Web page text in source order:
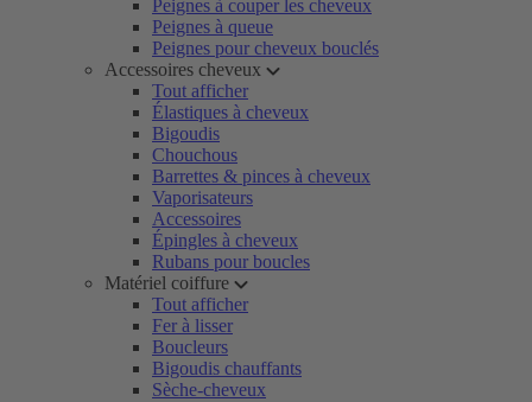
Peignes à couper les cheveux
Peignes à queue
Peignes pour cheveux bouclés
Accessoires cheveux
Tout afficher
Élastiques à cheveux
Bigoudis
Chouchous
Barrettes & pinces à cheveux
Vaporisateurs
Accessoires
Épingles à cheveux
Rubans pour boucles
Matériel coiffure
Tout afficher
Fer à lisser
Boucleurs
Bigoudis chauffants
Sèche-cheveux